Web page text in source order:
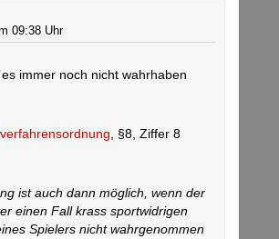
09:38 Uhr
immer noch nicht wahrhaben
, §8, Ziffer 8
ist auch dann möglich, wenn der
einen Fall krass sportwidrigen
Spielers nicht wahrgenommen